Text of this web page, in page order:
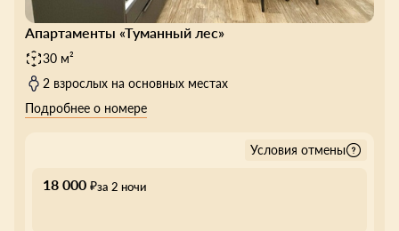
Апартаменты «Туманный лес»
30 м²
2 взрослых на основных местах
Подробнее о номере
Условия отмены
18 000 ₽за 2 ночи